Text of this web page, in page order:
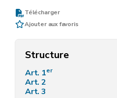
Télécharger
Ajouter aux favoris
Structure
Art. 1er
Art. 2
Art. 3